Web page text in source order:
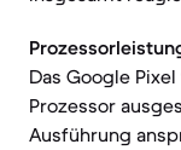
Das Google
Prozessor
Ausführung